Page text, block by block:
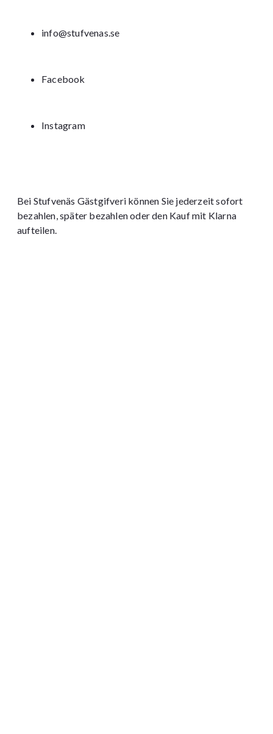
info@stufvenas.se
Facebook
Instagram
Bei Stufvenäs Gästgifveri können Sie jederzeit sofort
bezahlen, später bezahlen oder den Kauf mit Klarna
aufteilen.